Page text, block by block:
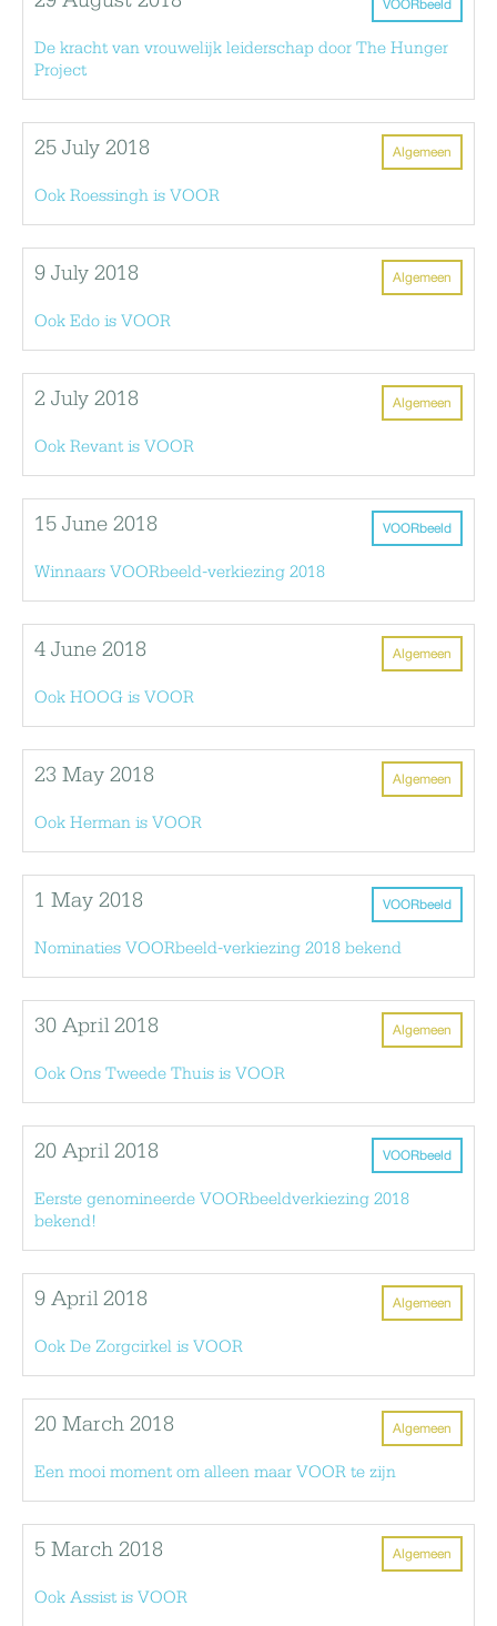
VOORbeeld
De kracht van vrouwelijk leiderschap door The Hunger
Project
Algemeen
25 July 2018
Ook Roessingh is VOOR
Algemeen
9 July 2018
Ook Edo is VOOR
Algemeen
2 July 2018
Ook Revant is VOOR
VOORbeeld
15 June 2018
Winnaars VOORbeeld-verkiezing 2018
Algemeen
4 June 2018
Ook HOOG is VOOR
Algemeen
23 May 2018
Ook Herman is VOOR
VOORbeeld
1 May 2018
Nominaties VOORbeeld-verkiezing 2018 bekend
Algemeen
30 April 2018
Ook Ons Tweede Thuis is VOOR
VOORbeeld
20 April 2018
Eerste genomineerde VOORbeeldverkiezing 2018
bekend!
Algemeen
9 April 2018
Ook De Zorgcirkel is VOOR
Algemeen
20 March 2018
Een mooi moment om alleen maar VOOR te zijn
Algemeen
5 March 2018
Ook Assist is VOOR